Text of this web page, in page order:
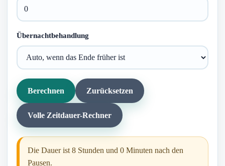
Übernachtbehandlung
Berechnen Zurücksetzen
Volle Zeitdauer-Rechner
Die Dauer ist 8 Stunden und 0 Minuten nach den
Pausen.